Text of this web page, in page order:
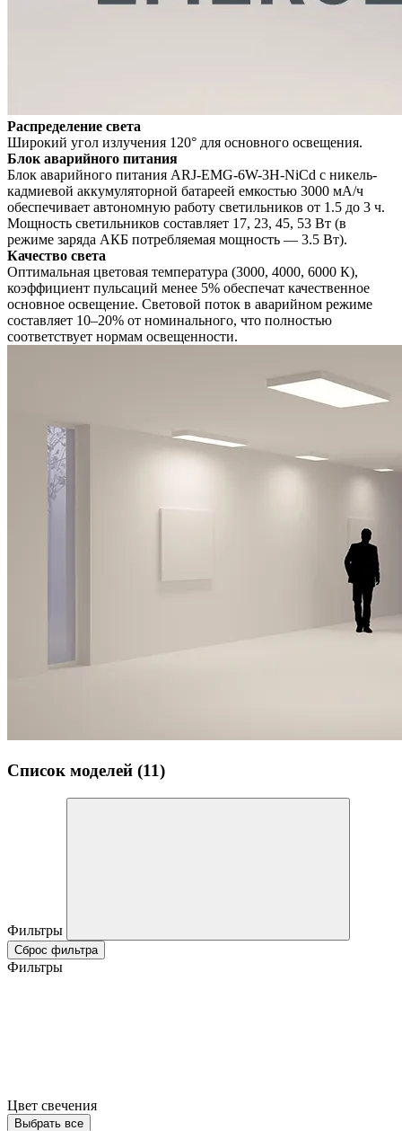
Распределение света
Широкий угол излучения 120° для основного освещения.
Блок аварийного питания
Блок аварийного питания ARJ-EMG-6W-3H-NiCd с никель-
кадмиевой аккумуляторной батареей емкостью 3000 мА/ч
обеспечивает автономную работу светильников от 1.5 до 3 ч.
Мощность светильников составляет 17, 23, 45, 53 Вт (в
режиме заряда АКБ потребляемая мощность — 3.5 Вт).
Качество света
Оптимальная цветовая температура (3000, 4000, 6000 К),
коэффициент пульсаций менее 5% обеспечат качественное
основное освещение. Световой поток в аварийном режиме
составляет 10–20% от номинального, что полностью
соответствует нормам освещенности.
Список моделей (11)
Фильтры
Сброс фильтра
Фильтры
Цвет свечения
Выбрать все